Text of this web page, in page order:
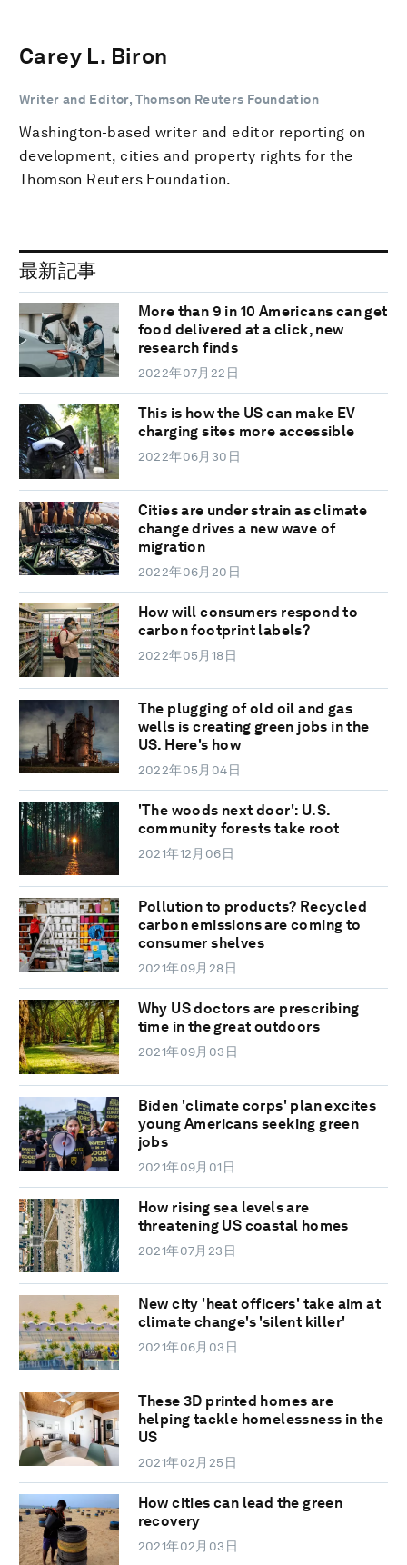
Carey L. Biron
Writer and Editor, Thomson Reuters Foundation
Washington-based writer and editor reporting on
development, cities and property rights for the
Thomson Reuters Foundation.
最新記事
More than 9 in 10 Americans can get
food delivered at a click, new
research finds
2022年07月22日
This is how the US can make EV
charging sites more accessible
2022年06月30日
Cities are under strain as climate
change drives a new wave of
migration
2022年06月20日
How will consumers respond to
carbon footprint labels?
2022年05月18日
The plugging of old oil and gas
wells is creating green jobs in the
US. Here's how
2022年05月04日
'The woods next door': U.S.
community forests take root
2021年12月06日
Pollution to products? Recycled
carbon emissions are coming to
consumer shelves
2021年09月28日
Why US doctors are prescribing
time in the great outdoors
2021年09月03日
Biden 'climate corps' plan excites
young Americans seeking green
jobs
2021年09月01日
How rising sea levels are
threatening US coastal homes
2021年07月23日
New city 'heat officers' take aim at
climate change's 'silent killer'
2021年06月03日
These 3D printed homes are
helping tackle homelessness in the
US
2021年02月25日
How cities can lead the green
recovery
2021年02月03日